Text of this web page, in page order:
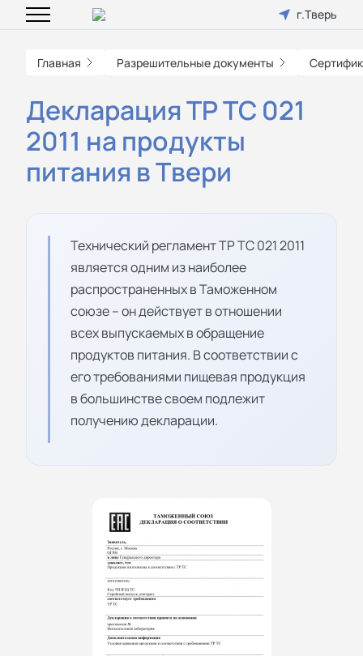
г.Тверь
Главная Разрешительные документы
Декларация ТР ТС 021
2011 на продукты
питания в Твери
Технический регламент ТР ТС 021 2011
является одним из наиболее
распространенных в Таможенном
союзе – он действует в отношении
всех выпускаемых в обращение
продуктов питания. В соответствии с
его требованиями пищевая продукция
в большинстве своем подлежит
получению декларации.